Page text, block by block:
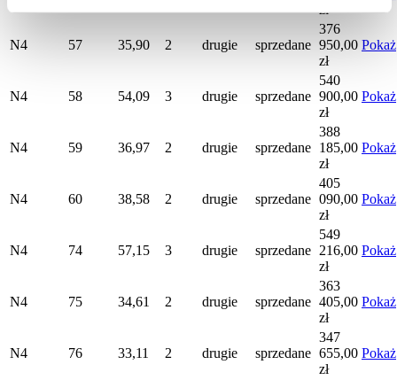
zł
N4 57 35,90 2 drugie sprzedane
376
950,00
zł
Pokaż
N4 58 54,09 3 drugie sprzedane
540
900,00
zł
Pokaż
N4 59 36,97 2 drugie sprzedane
388
185,00
zł
Pokaż
N4 60 38,58 2 drugie sprzedane
405
090,00
zł
Pokaż
N4 74 57,15 3 drugie sprzedane
549
216,00
zł
Pokaż
N4 75 34,61 2 drugie sprzedane
363
405,00
zł
Pokaż
N4 76 33,11 2 drugie sprzedane
347
655,00
zł
Pokaż